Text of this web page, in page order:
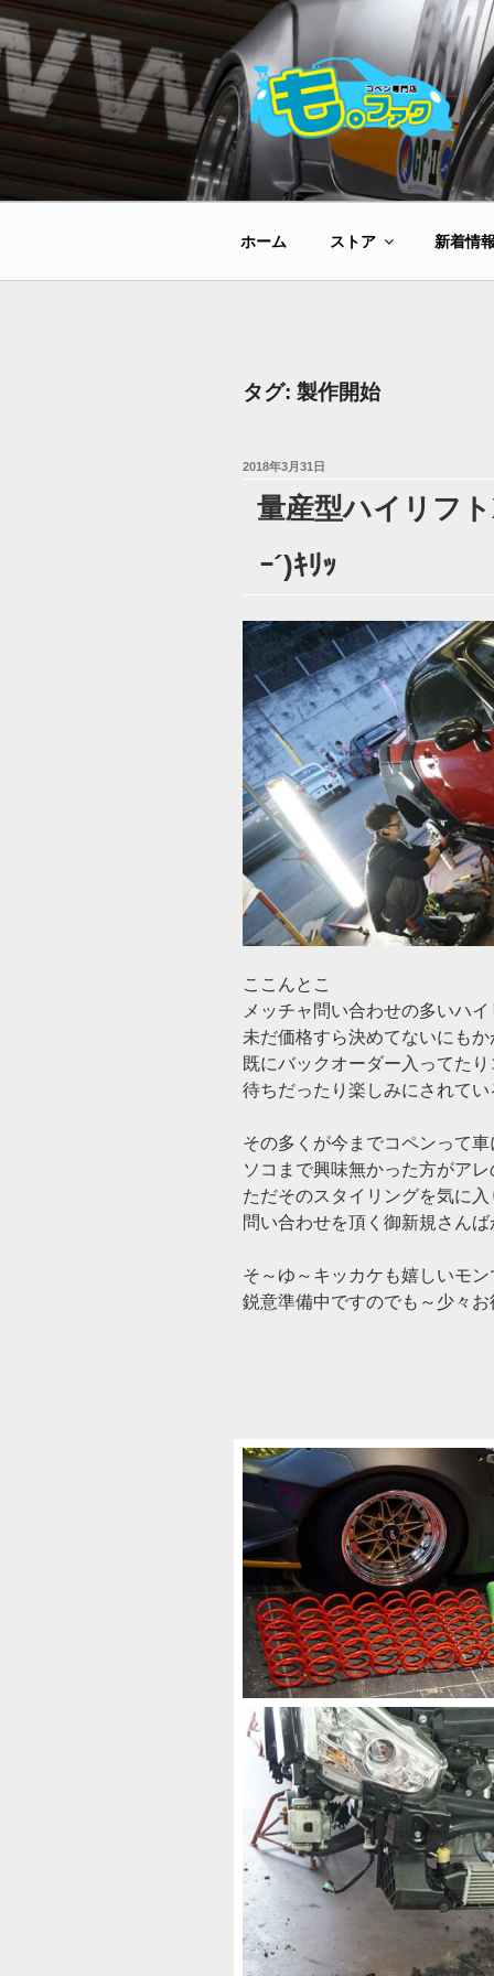
コ
ン
テ
ン
ツ
キ
ホーム ストア 新着情
タグ: 製作開始
投
日:
2018年3月31日
量産型ハイリフ
ｰ´)ｷﾘｯ
ここんとこ
メッチャ問い合わせの多いハ
未だ価格すら決めてないにも
既にバックオーダー入ってた
待ちだったり楽しみにされて
その多くが今までコペンって車
ソコまで興味無かった方がア
ただそのスタイリングを気に入
問い合わせを頂く御新規さん
そ～ゆ～キッカケも嬉しいモン
鋭意準備中ですのでも～少々